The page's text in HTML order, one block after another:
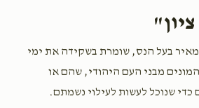
dej yurtzeit
2 months ago
בעל הנס, שומרת בשקידה את ימי
מבני העם היהודי, שהם או
שנוכל לעשות לעילוי נשמתם.